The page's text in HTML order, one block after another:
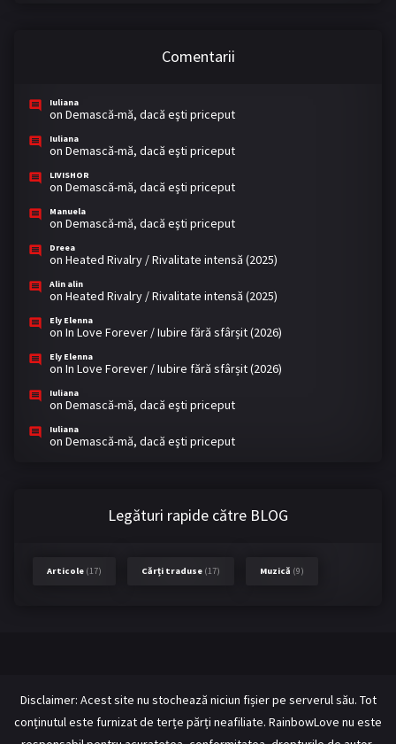
Comentarii
Iuliana
on Demască-mă, dacă eşti priceput
Iuliana
on Demască-mă, dacă eşti priceput
LIVISHOR
on Demască-mă, dacă eşti priceput
Manuela
on Demască-mă, dacă eşti priceput
Dreea
on Heated Rivalry / Rivalitate intensă (2025)
Alin alin
on Heated Rivalry / Rivalitate intensă (2025)
Ely Elenna
on In Love Forever / Iubire fără sfârșit (2026)
Ely Elenna
on In Love Forever / Iubire fără sfârșit (2026)
Iuliana
on Demască-mă, dacă eşti priceput
Iuliana
on Demască-mă, dacă eşti priceput
Legături rapide către BLOG
Articole (17) Cărți traduse (17) Muzică (9)
Disclaimer: Acest site nu stochează niciun fișier pe serverul său. Tot
conținutul este furnizat de terțe părți neafiliate. RainbowLove nu este